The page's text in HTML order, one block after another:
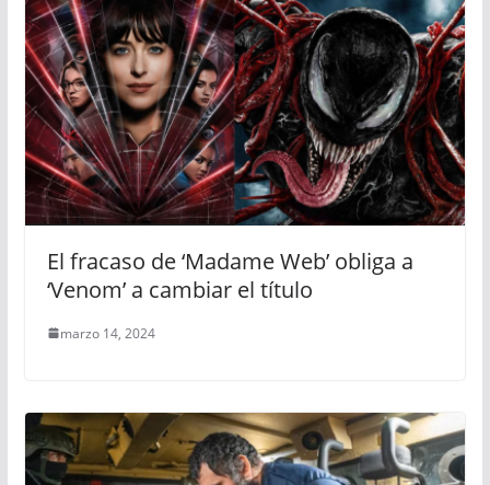
El fracaso de ‘Madame Web’ obliga a
‘Venom’ a cambiar el título
marzo 14, 2024